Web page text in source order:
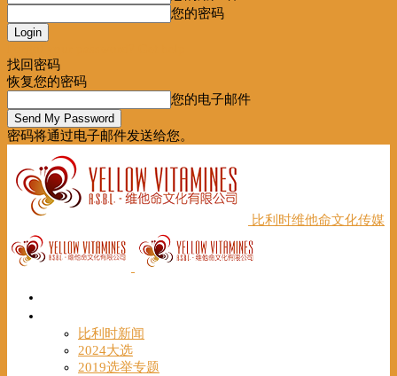
您的密码
找回密码
恢复您的密码
您的电子邮件
密码将通过电子邮件发送给您。
比利时维他命文化传媒
比利时新闻
2024大选
2019选举专题